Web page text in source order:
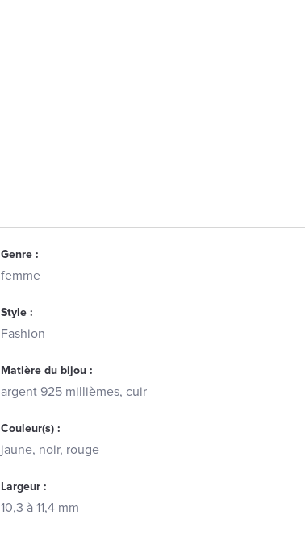
Genre :
femme
Style :
Fashion
Matière du bijou :
argent 925 millièmes, cuir
Couleur(s) :
jaune, noir, rouge
Largeur :
10,3 à 11,4 mm